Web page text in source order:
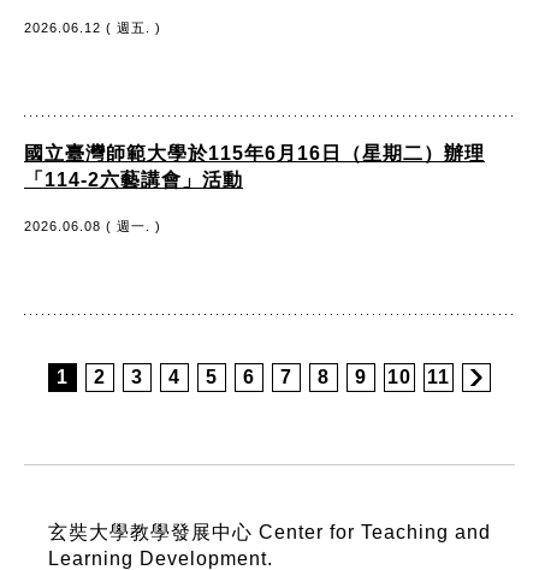
2026.06.12 ( 週五. )
國立臺灣師範大學於115年6月16日（星期二）辦理
「114-2六藝講會」活動
2026.06.08 ( 週一. )
1 2 3 4 5 6 7 8 9 10 11
玄奘大學教學發展中心 Center for Teaching and
Learning Development.